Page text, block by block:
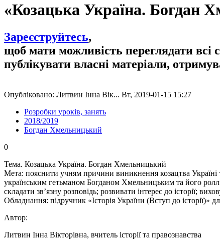
«Козацька Україна. Богдан
Зареєструйтесь,
щоб мати можливість переглядати всі
публікувати власні матеріали,
Опубліковано: Литвин Інна Вік... Вт, 2019-01-15 15:27
Розробки уроків, занять
2018/2019
Богдан Хмельницький
0
Тема. Козацька Україна. Богдан Хмельницький
Мета: пояснити учням причини виникнення козацтва Україні
українським гетьманом Богданом Хмельницьким та його
складати зв’язну розповідь; розвивати інтерес до історії;
Обладнання: підручник «Історія України (Вступ до історії)»
Автор:
Литвин Інна Вікторівна, вчитель історії та правознавства